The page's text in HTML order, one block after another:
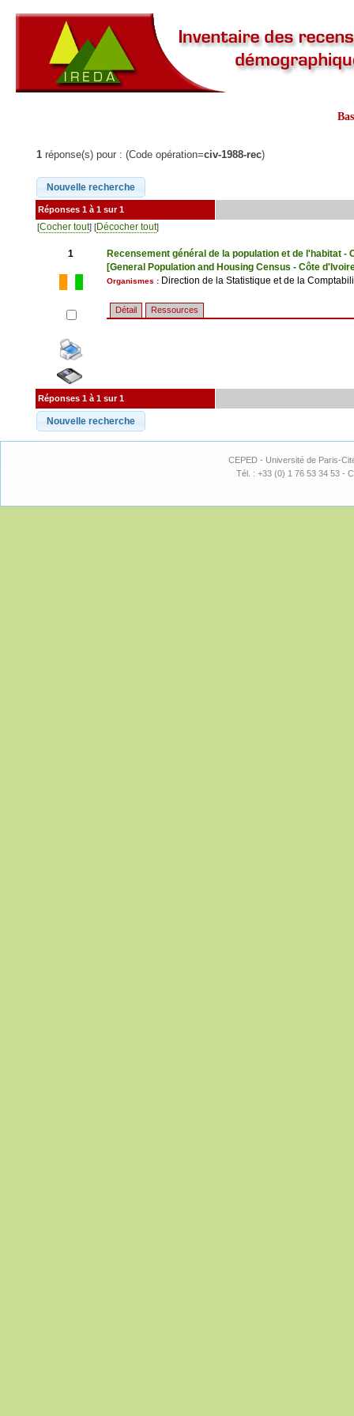
1 réponse(s) pour : (Code opération=civ-1988-rec)
Réponses 1 à 1 sur 1
[Cocher tout] [Décocher tout]
1
Recensement général de la population et de l'habitat -
[General Population and Housing Census - Côte
Organismes : Direction de la Statistique et de la
Détail Ressources
Réponses 1 à 1 sur 1
CEPED - Université de Paris-
Tél. : +33 (0) 1 76 53 34 53 -